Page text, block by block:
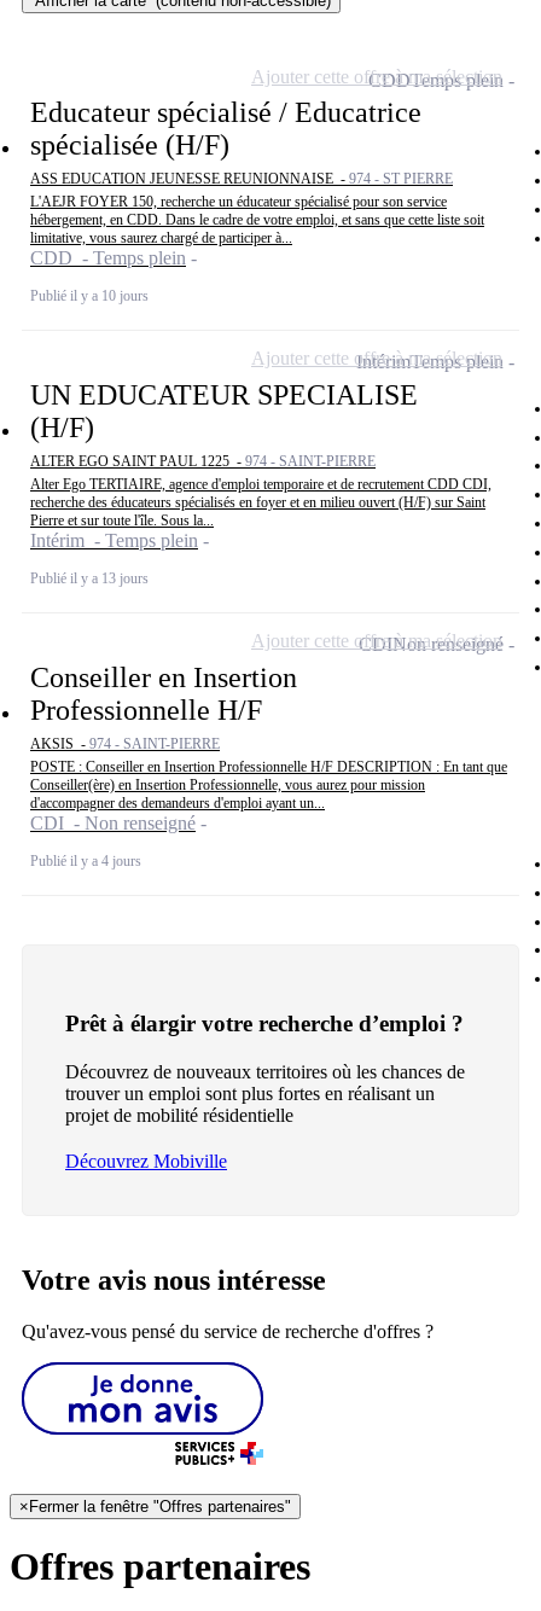
Educateur spécialisé / Educatrice
spécialisée (H/F)
ASS EDUCATION JEUNESSE REUNIONNAISE - 974 - ST PIERRE
L'AEJR FOYER 150, recherche un éducateur spécialisé pour son service
hébergement, en CDD. Dans le cadre de votre emploi, et sans que cette liste soit
limitative, vous saurez chargé de participer à...
CDD - Temps plein
Publié il y a 10 jours
CDDTemps plein
Ajouter cette offre à ma sélection
UN EDUCATEUR SPECIALISE
(H/F)
ALTER EGO SAINT PAUL 1225 - 974 - SAINT-PIERRE
Alter Ego TERTIAIRE, agence d'emploi temporaire et de recrutement CDD CDI,
recherche des éducateurs spécialisés en foyer et en milieu ouvert (H/F) sur Saint
Pierre et sur toute l'île. Sous la...
Intérim - Temps plein
Publié il y a 13 jours
IntérimTemps plein
Ajouter cette offre à ma sélection
Conseiller en Insertion
Professionnelle H/F
AKSIS - 974 - SAINT-PIERRE
POSTE : Conseiller en Insertion Professionnelle H/F DESCRIPTION : En tant que
Conseiller(ère) en Insertion Professionnelle, vous aurez pour mission
d'accompagner des demandeurs d'emploi ayant un...
CDI - Non renseigné
Publié il y a 4 jours
CDINon renseigné
Ajouter cette offre à ma sélection
Prêt à élargir votre recherche d’emploi ?
Découvrez de nouveaux territoires où les chances de
trouver un emploi sont plus fortes en réalisant un
projet de mobilité résidentielle
Découvrez Mobiville
Votre avis nous intéresse
Qu'avez-vous pensé du service de recherche d'offres ?
× Fermer la fenêtre "Offres partenaires"
Offres partenaires